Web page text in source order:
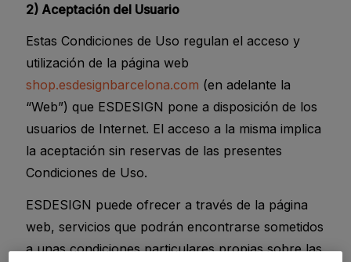
2) Aceptación del Usuario
Estas Condiciones de Uso regulan el acceso y
utilización de la página web
shop.esdesignbarcelona.com (en adelante la
“Web”) que ESDESIGN pone a disposición de los
usuarios de Internet. El acceso a la misma implica
la aceptación sin reservas de las presentes
Condiciones de Uso.
ESDESIGN puede ofrecer a través de la página
web, servicios que podrán encontrarse sometidos
a unas condiciones particulares propias sobre las